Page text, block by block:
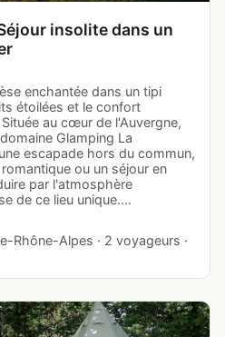
insolite dans un
enchantée dans un tipi
étoilées et le confort
au cœur de l'Auvergne,
Glamping La
escapade hors du commun,
ou un séjour en
par l'atmosphère
de ce lieu unique.…
Rhône-Alpes · 2 voyageurs ·